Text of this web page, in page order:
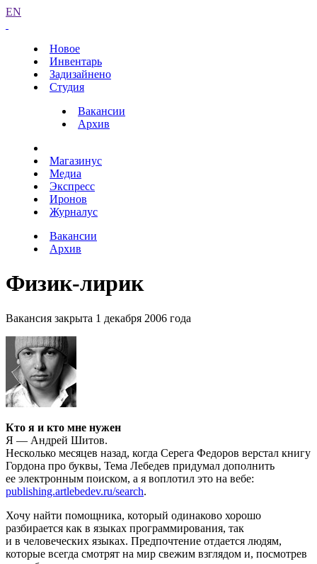
EN
Новое
Инвентарь
Задизайнено
Студия
Вакансии
Архив
Магазинус
Медиа
Экспресс
Иронов
Журналус
Вакансии
Архив
Физик-лирик
Вакансия закрыта 1 декабря 2006 года
Кто я и кто мне нужен
Я — Андрей Шитов.
Несколько месяцев назад, когда Серега Федоров верстал книгу
Гордона про буквы, Тема Лебедев придумал дополнить
ее электронным поиском, а я воплотил это на вебе:
publishing.artlebedev.ru/search.
Хочу найти помощника, который одинаково хорошо
разбирается как в языках программирования, так
и в человеческих языках. Предпочтение отдается людям,
которые всегда смотрят на мир свежим взглядом и, посмотрев